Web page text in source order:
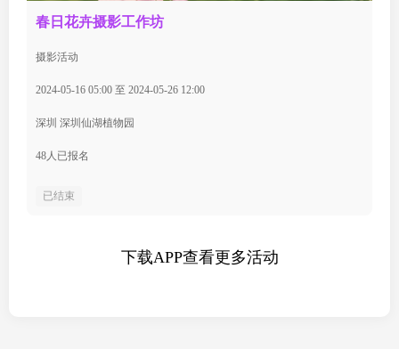
春日花卉摄影工作坊
摄影活动
2024-05-16 05:00 至 2024-05-26 12:00
深圳 深圳仙湖植物园
48人已报名
已结束
下载APP查看更多活动